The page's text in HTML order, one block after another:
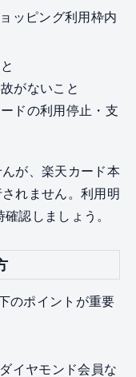
ッピング利用枠内
がないこと
ドの利用停止・支
が、楽天カード本
れません。利用明
認しましょう。
のポイントが重要
イヤモンド会員な